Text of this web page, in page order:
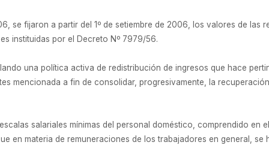
se fijaron a partir del 1º de setiembre de 2006, los valores de las
instituidas por el Decreto Nº 7979/56.
una política activa de redistribución de ingresos que hace
mencionada a fin de consolidar, progresivamente, la
salariales mínimas del personal doméstico, comprendido en
en materia de remuneraciones de los trabajadores en general,